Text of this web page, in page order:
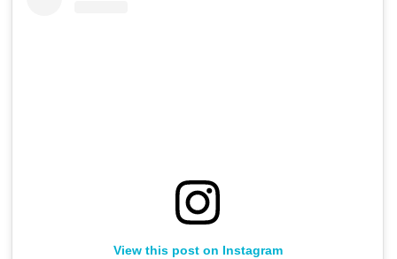
View this post on Instagram